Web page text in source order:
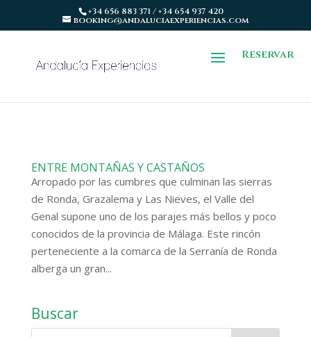
+34 656 883 371 / +34 654 937 420
booking@andaluciaexperiencias.com
Reservar
ENTRE MONTAÑAS Y CASTAÑOS
Arropado por las cumbres que culminan las sierras
de Ronda, Grazalema y Las Nieves, el Valle del
Genal supone uno de los parajes más bellos y poco
conocidos de la provincia de Málaga. Este rincón
perteneciente a la comarca de la Serranía de Ronda
alberga un gran...
Buscar